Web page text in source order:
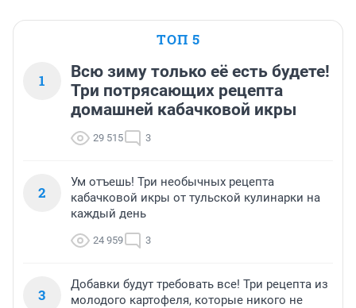
ТОП 5
1
Всю зиму только её есть будете!
Три потрясающих рецепта
домашней кабачковой икры
29 515 3
2
Ум отъешь! Три необычных рецепта
кабачковой икры от тульской кулинарки на
каждый день
24 959 3
3
Добавки будут требовать все! Три рецепта из
молодого картофеля, которые никого не